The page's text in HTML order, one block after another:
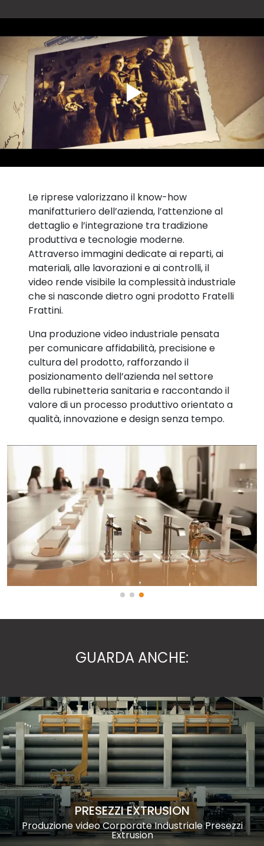
Le riprese valorizzano il know-how
manifatturiero dell’azienda, l’attenzione al
dettaglio e l’integrazione tra tradizione
produttiva e tecnologie moderne.
Attraverso immagini dedicate ai reparti, ai
materiali, alle lavorazioni e ai controlli, il
video rende visibile la complessità industriale
che si nasconde dietro ogni prodotto Fratelli
Frattini.
Una produzione video industriale pensata
per comunicare affidabilità, precisione e
cultura del prodotto, rafforzando il
posizionamento dell’azienda nel settore
della rubinetteria sanitaria e raccontando il
valore di un processo produttivo orientato a
qualità, innovazione e design senza tempo.
GUARDA ANCHE:
PRESEZZI EXTRUSION
Produzione video Corporate Industriale Presezzi
Extrusion